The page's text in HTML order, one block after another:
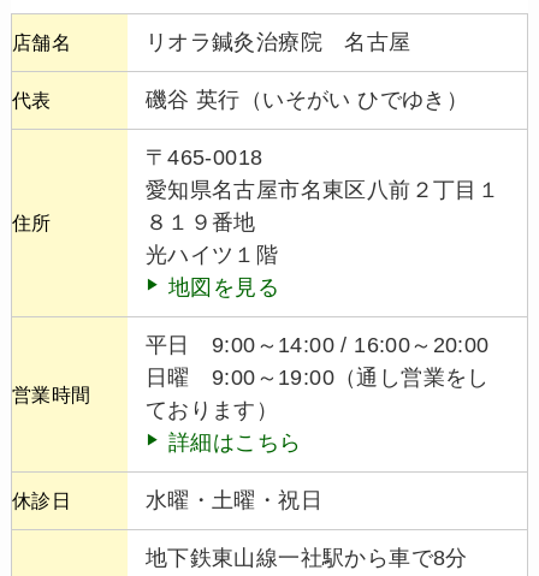
店舗名 リオラ鍼灸治療院 名古屋
代表 磯谷 英行（いそがい ひでゆき）
住所
〒465-0018
愛知県名古屋市名東区八前２丁目１
８１９番地
光ハイツ１階
地図を見る
営業時間
平日 9:00～14:00 / 16:00～20:00
日曜 9:00～19:00（通し営業をし
ております）
詳細はこちら
休診日 水曜・土曜・祝日
地下鉄東山線一社駅から車で8分